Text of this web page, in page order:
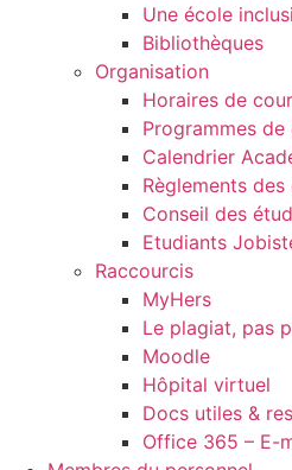
Une école
Bibliothèques
Organisation
Horaires de
Programmes de
Calendrier
Règlements des
Conseil des
Etudiants
Raccourcis
MyHers
Le plagiat, pas
Moodle
Hôpital virtuel
Docs utiles &
Office 365 – E-